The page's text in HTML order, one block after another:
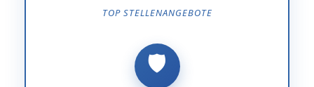
TOP STELLENANGEBOTE